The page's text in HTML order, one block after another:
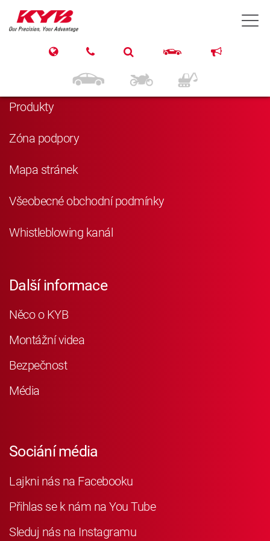
Navigace
Produkty
Zóna podpory
Mapa stránek
Všeobecné obchodní podmínky
Whistleblowing kanál
Další informace
Něco o KYB
Montážní videa
Bezpečnost
Média
Sociání média
Lajkni nás na Facebooku
Přihlas se k nám na You Tube
Sleduj nás na Instagramu